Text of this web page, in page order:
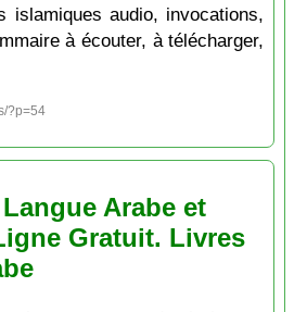
islamiques audio, invocations,
à écouter, à télécharger,
?p=54
Arabe et
Gratuit. Livres